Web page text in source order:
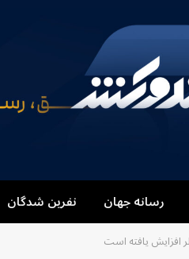
رسانه جهان نفرین شدگان